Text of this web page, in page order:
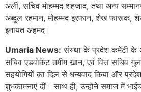
अली, सचिव मोहम्मद शहजाद, तथा अन्य
अब्दुल रहमान, मोहम्मद इरफान, शेख फारूक,
इनायत अहमद।
Umaria News: संस्था के प्रदेश कमेटी के
सचिव एडवोकेट तमीम खान, एवं वित्त सचिव
सहयोगियों का दिल से धन्यवाद किया और
शुभकामनाएं दीं। साथ ही, उन्होंने समाज में